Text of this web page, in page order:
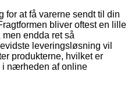
for at få varerne sendt til din
bliver oftest en lille
endda ret så
leveringsløsning vil
produkterne, hvilket er
i nærheden af online